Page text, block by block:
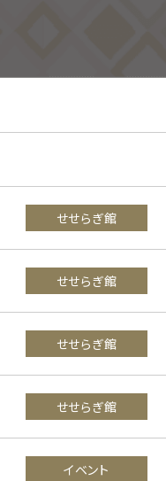
せせらぎ館
せせらぎ館
せせらぎ館
せせらぎ館
イベント